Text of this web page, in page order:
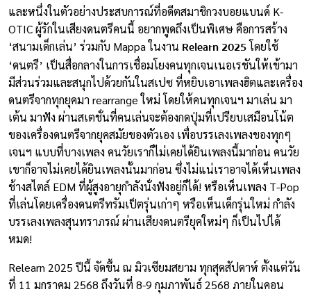
และหนึ่งในตัวอย่างประสบการณ์ที่อดีตสมาชิกวงบอยแบนด์ K-
OTIC ผู้รักในเสียงดนตรีคนนี้ อยากพูดถึงเป็นพิเศษ คือการสร้าง
‘สนามเด็กเล่น’ ร่วมกับ Mappa ในงาน Relearn 2025โดยใช้
‘ดนตรี’ เป็นสื่อกลางในการเชื่อมโยงคนทุกเจนเนอเรชันให้เข้ามา
มีส่วนร่วมและสนุกไปด้วยกันในสเปซ ที่หยิบเอาเพลงฮิตและเครื่อง
ดนตรีจากทุกยุคมา rearrange ใหม่ โดยให้คนทุกเจนฯ มาเล่น มา
เต้น มาฟัง ผ่านสเตชั่นที่คนเล่นจะต้องกดปุ่มที่เปรียบเสมือนโน้ต
ของเครื่องดนตรีจากยุคสมัยของตัวเอง เพื่อบรรเลงเพลงของทุกๆ
เจนฯ แบบที่บางเพลง คนวัยเราก็ไม่เคยได้ยินเพลงนี้มาก่อน คนวัย
เขาก็อาจไม่เคยได้ยินเพลงนั้นมาก่อน ซึ่งไม่แน่เราอาจได้เห็นเพลง
ช้างสไตล์ EDM ที่ผู้สูงอายุกำลังนั่งฟังอยู่ก็ได้! หรือเห็นเพลง T-Pop
ที่เล่นโดยเครื่องดนตรีทรัมเป็ตรุ่นเก่าๆ หรือเห็นเด็กรุ่นใหม่ กำลัง
บรรเลงเพลงสุนทราภรณ์ ผ่านเสียงดนตรียุคใหม่ๆ ก็เป็นไปได้
หมด!
Relearn 2025 ปีนี้ จัดขึ้น ณ มิวเซียมสยาม ทุกสุดสัปดาห์ ตั้งแต่วัน
ที่ 11 มกราคม 2568 ถึงวันที่ 8-9 กุมภาพันธ์ 2568 ภายในคอน